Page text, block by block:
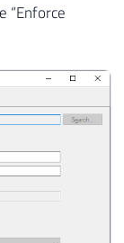
“Enforce